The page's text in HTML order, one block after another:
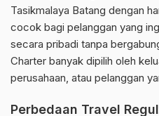
Tasikmalaya Batang dengan
cocok bagi pelanggan yang
secara pribadi tanpa
Charter banyak dipilih oleh
perusahaan, atau pelanggan
Perbedaan Travel